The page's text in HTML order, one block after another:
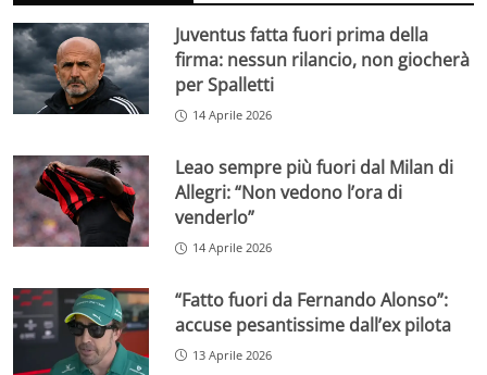
Juventus fatta fuori prima della
firma: nessun rilancio, non giocherà
per Spalletti
14 Aprile 2026
Leao sempre più fuori dal Milan di
Allegri: “Non vedono l’ora di
venderlo”
14 Aprile 2026
“Fatto fuori da Fernando Alonso”:
accuse pesantissime dall’ex pilota
13 Aprile 2026